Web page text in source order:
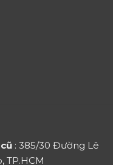
: 385/30 Đường Lê
TP.HCM